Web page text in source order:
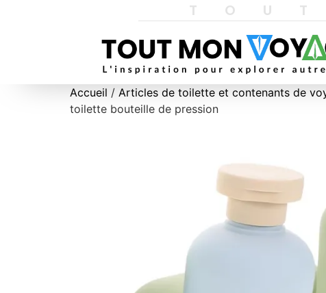
Accueil / Articles de toilette et contenants de
toilette bouteille de pression